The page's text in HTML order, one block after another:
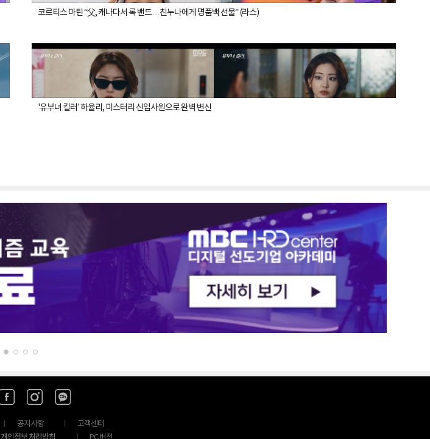
코르티스 마틴 “父, 캐나다서 록 밴드…친누나에게 명품백 선물” (라스)
'유부녀 킬러' 하율리, 미스터리 신입사원으로 완벽 변신
공지사항
고객센터
개인정보 처리방침